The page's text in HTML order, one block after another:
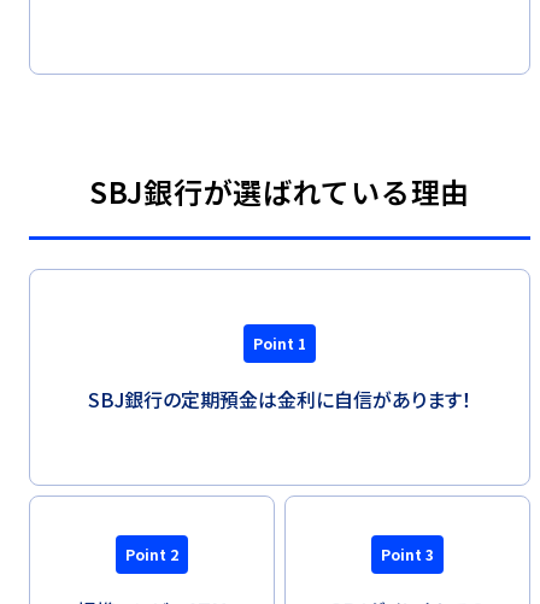
SBJ銀行が選ばれている理由
Point 1
SBJ銀行の定期預金は金利に自信があります！
Point 2 Point 3